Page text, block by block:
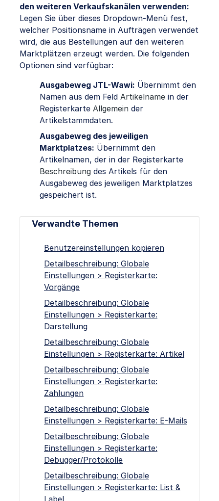
den weiteren Verkaufskanälen verwenden:
Legen Sie über dieses Dropdown-Menü fest,
welcher Positionsname in Aufträgen verwendet
wird, die aus Bestellungen auf den weiteren
Marktplätzen erzeugt werden. Die folgenden
Optionen sind verfügbar:
Ausgabeweg JTL-Wawi: Übernimmt den
Namen aus dem Feld Artikelname in der
Registerkarte Allgemein der
Artikelstammdaten.
Ausgabeweg des jeweiligen
Marktplatzes: Übernimmt den
Artikelnamen, der in der Registerkarte
Beschreibung des Artikels für den
Ausgabeweg des jeweiligen Marktplatzes
gespeichert ist.
Verwandte Themen
Benutzereinstellungen kopieren
Detailbeschreibung: Globale
Einstellungen > Registerkarte:
Vorgänge
Detailbeschreibung: Globale
Einstellungen > Registerkarte:
Darstellung
Detailbeschreibung: Globale
Einstellungen > Registerkarte: Artikel
Detailbeschreibung: Globale
Einstellungen > Registerkarte:
Zahlungen
Detailbeschreibung: Globale
Einstellungen > Registerkarte: E-Mails
Detailbeschreibung: Globale
Einstellungen > Registerkarte:
Debugger/Protokolle
Detailbeschreibung: Globale
Einstellungen > Registerkarte: List &
Label